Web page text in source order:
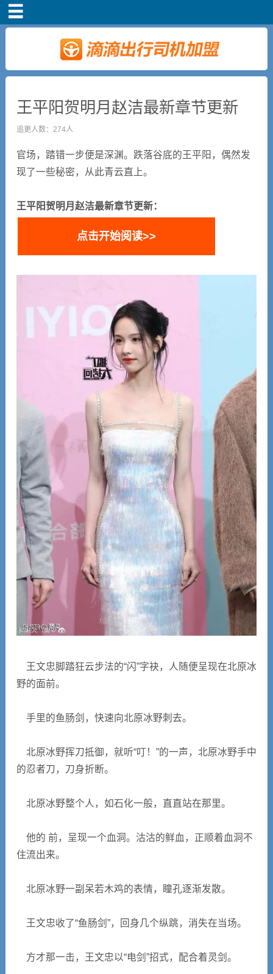
车主注册
补贴政策
司机端下载
小说短剧
王平阳贺明月赵洁最新章节更新
追更人数：274人
官场，踏错一步便是深渊。跌落谷底的王平阳，偶然发
现了一些秘密，从此青云直上。
王平阳贺明月赵洁最新章节更新：
点击开始阅读>>
王文忠脚踏狂云步法的“闪”字袂，人随便呈现在北原冰
野的面前。
手里的鱼肠剑，快速向北原冰野刺去。
北原冰野挥刀抵御，就听“叮！”的一声，北原冰野手中
的忍者刀，刀身折断。
北原冰野整个人，如石化一般，直直站在那里。
他的 前，呈现一个血洞。沽沽的鲜血，正顺着血洞不
住流出来。
北原冰野一副呆若木鸡的表情，瞳孔逐渐发散。
王文忠收了“鱼肠剑”，回身几个纵跳，消失在当场。
方才那一击，王文忠以“电剑”招式，配合着灵剑。